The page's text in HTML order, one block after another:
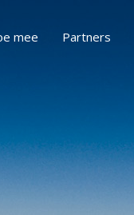
mee Partners